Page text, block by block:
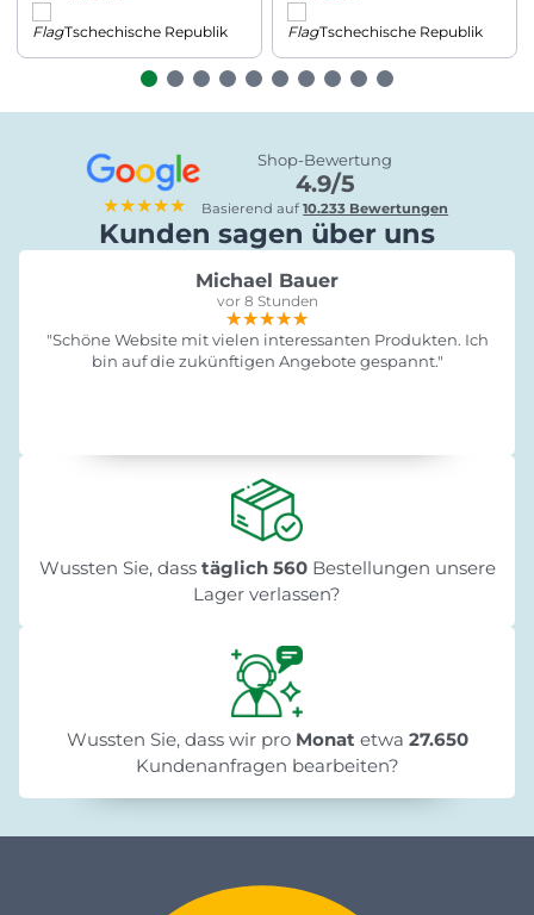
Tschechische Republik Tschechische Republik
★★★★★
Shop-Bewertung
4.9/5
Basierend auf10.233 Bewertungen
Kunden sagen über uns
Michael Bauer
vor 8 Stunden
★★★★★
★★★★★
★★★★★
"Schöne Website mit vielen interessanten Produkten. Ich
bin auf die zukünftigen Angebote gespannt."
Wussten Sie, dass täglich 560Bestellungen unsere
Lager verlassen?
Wussten Sie, dass wir pro Monat etwa 27.650
Kundenanfragen bearbeiten?